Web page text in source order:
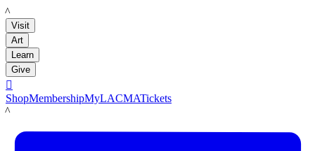
LACMA
Visit
Art
Learn
Give

ShopMembershipMyLACMATickets
LACMA